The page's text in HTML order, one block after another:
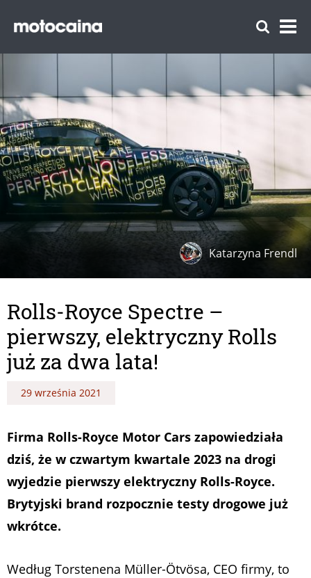
Katarzyna Frendl
Rolls-Royce Spectre –
pierwszy, elektryczny Rolls
już za dwa lata!
29 września 2021
Firma Rolls-Royce Motor Cars zapowiedziała
dziś, że w czwartym kwartale 2023 na drogi
wyjedzie pierwszy elektryczny Rolls-Royce.
Brytyjski brand rozpocznie testy drogowe już
wkrótce.
Według Torstenena Müller-Ötvösa, CEO firmy, to